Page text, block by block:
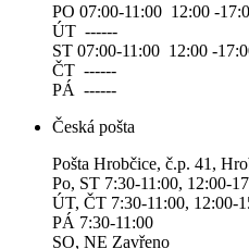
PO 07:00-11:00 12:00 -
ÚT ------
ST 07:00-11:00 12:00 -
ČT ------
PÁ ------
Česká pošta
Pošta Hrobčice, č.p. 41,
Po, ST 7:30-11:00, 12:00-
ÚT, ČT 7:30-11:00, 12:00-
PÁ 7:30-11:00
SO, NE Zavřeno